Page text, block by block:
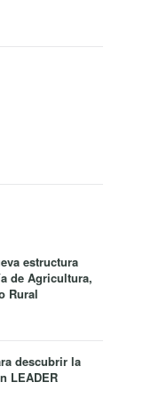
estructura
de Agricultura,
Rural
descubrir la
LEADER